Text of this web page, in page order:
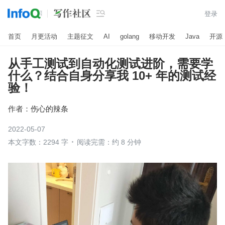
 登录
首页 月更活动 主题征文 AI golang 移动开发 Java 开源
从手工测试到自动化测试进阶，需要学
什么？结合自身分享我 10+ 年的测试经
验！
作者： 伤心的辣条
2022-05-07
本文字数：2294 字
阅读完需：约 8 分钟